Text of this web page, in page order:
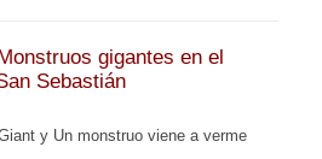
gigantes en el
Sebastián
y Un monstruo viene a verme